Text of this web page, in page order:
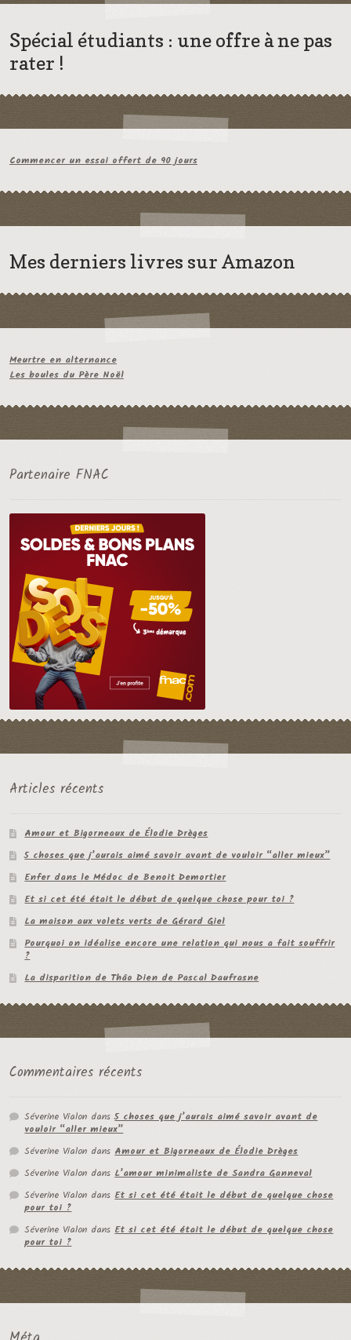
Spécial étudiants : une offre à ne pas
rater !
Commencer un essai offert de 90 jours
Mes derniers livres sur Amazon
Meurtre en alternance
Les boules du Père Noël
Partenaire FNAC
Articles récents
Amour et Bigorneaux de Élodie Drèges
5 choses que j’aurais aimé savoir avant de vouloir “aller mieux”
Enfer dans le Médoc de Benoit Demortier
Et si cet été était le début de quelque chose pour toi ?
La maison aux volets verts de Gérard Giel
Pourquoi on idéalise encore une relation qui nous a fait souffrir
?
La disparition de Thâo Dien de Pascal Daufrasne
Commentaires récents
Séverine Vialon dans5 choses que j’aurais aimé savoir avant de
vouloir “aller mieux”
Séverine Vialon dansAmour et Bigorneaux de Élodie Drèges
Séverine Vialon dansL’amour minimaliste de Sandra Ganneval
Séverine Vialon dansEt si cet été était le début de quelque chose
pour toi ?
Séverine Vialon dansEt si cet été était le début de quelque chose
pour toi ?